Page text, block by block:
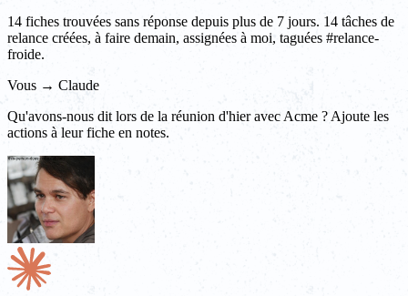
14 fiches trouvées sans réponse depuis plus de 7 jours. 14 tâches de
relance créées, à faire demain, assignées à moi, taguées #relance-
froide.
Vous → Claude
Qu'avons-nous dit lors de la réunion d'hier avec Acme ? Ajoute les
actions à leur fiche en notes.